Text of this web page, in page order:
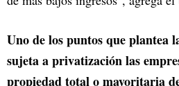
Uno de los puntos que plantea
sujeta a privatización las
propiedad total o mayoritaria